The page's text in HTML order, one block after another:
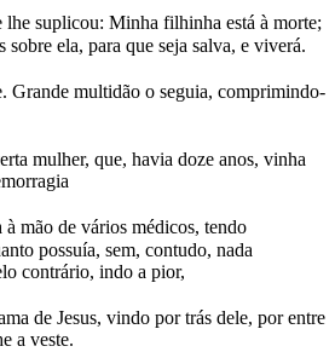
lhe suplicou: Minha filhinha está à morte;
sobre ela, para que seja salva, e viverá.
Grande multidão o seguia, comprimindo-
mulher, que, havia doze anos, vinha
à mão de vários médicos, tendo
possuía, sem, contudo, nada
contrário, indo a pior,
de Jesus, vindo por trás dele, por entre
a veste.